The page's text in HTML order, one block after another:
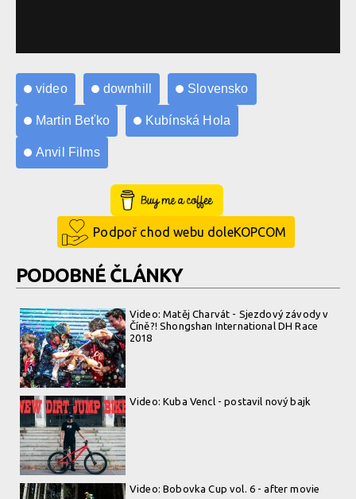
video downhill Slovensko
Martin Beťko Kubínská Hola
Anvil Films
Buy Me a Coffee
Podpoř chod webu doleKOPCOM
PODOBNÉ ČLÁNKY
Video: Matěj Charvát - Sjezdový závody v
Číně?! Shongshan International DH Race
2018
Video: Kuba Vencl - postavil nový bajk
Video: Bobovka Cup vol. 6 - after movie